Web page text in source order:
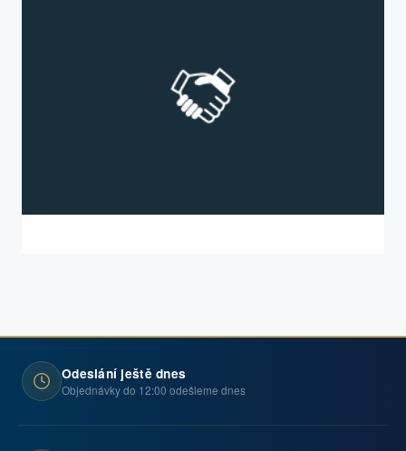
Odeslání ještě dnes
Objednávky do 12:00 odešleme dnes